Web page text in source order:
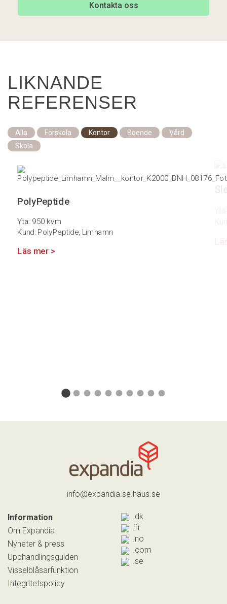
Kontakta oss
LIKNANDE
REFERENSER
Alla Förskola Kontor Boende
Vård
Skola
PolyPeptide
Yta: 950 kvm
Kund: PolyPeptide, Limhamn
Läs mer >
info@expandia.se.haus.se
Information
Om Expandia
Nyheter & press
Upphandlingsguiden
Visselblåsarfunktion
Integritetspolicy
.dk
.fi
.no
.com
.se